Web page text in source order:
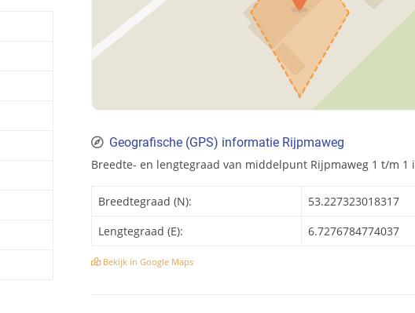
Geografische (GPS) informatie Rijpmaweg
Breedte- en lengtegraad van middelpunt Rijpmaweg 1 t/m 1
Breedtegraad (N):
53.227323018317
Lengtegraad (E):
6.7276784774037
Bekijk in Google Maps